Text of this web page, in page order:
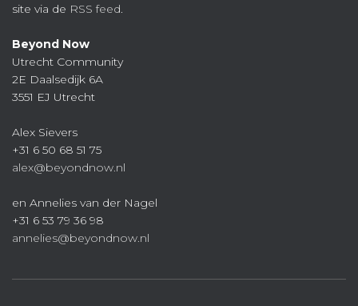
site via de RSS feed.
Beyond Now
Utrecht Community
2E Daalsedijk 6A
3551 EJ Utrecht
Alex Sievers
+31 6 50 68 51 75
alex@beyondnow.nl
en Annelies van der Nagel
+31 6 53 79 36 98
annelies@beyondnow.nl